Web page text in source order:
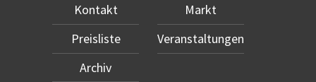
Kontakt
Preisliste
Archiv
Markt
Veranstaltungen